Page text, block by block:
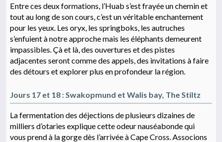
Entre ces deux formations, l’Huab s’est frayée un chemin et
tout au long de son cours, c’est un véritable enchantement
pour les yeux. Les oryx, les springboks, les autruches
s’enfuient à notre approche mais les éléphants demeurent
impassibles. Çà et là, des ouvertures et des pistes
adjacentes seront comme des appels, des invitations à faire
des détours et explorer plus en profondeur la région.
Jours 17 et 18 : Swakopmund et Walis bay, The Stiltz
La fermentation des déjections de plusieurs dizaines de
milliers d’otaries explique cette odeur nauséabonde qui
vous prend à la gorge dès l’arrivée à Cape Cross. Associons